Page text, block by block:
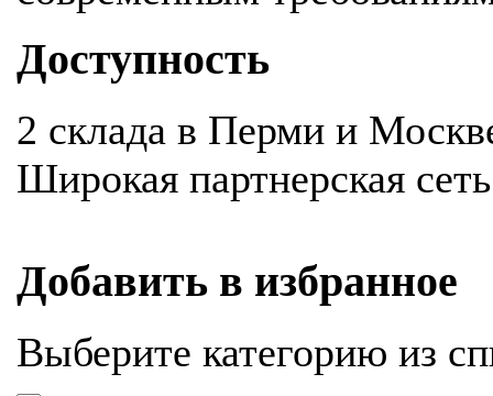
Доступность
2 склада в Перми и
Широкая партнерская
Добавить в избранное
Выберите категорию из